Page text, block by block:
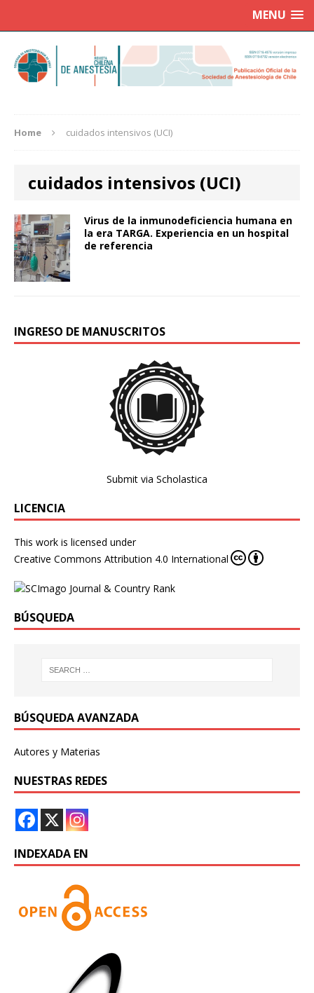
MENU
Home cuidados intensivos (UCI)
cuidados intensivos (UCI)
Virus de la inmunodeficiencia humana en
la era TARGA. Experiencia en un hospital
de referencia
INGRESO DE MANUSCRITOS
Submit via Scholastica
LICENCIA
This work is licensed under
Creative Commons Attribution 4.0 International
BÚSQUEDA
BÚSQUEDA AVANZADA
Autores y Materias
NUESTRAS REDES
INDEXADA EN